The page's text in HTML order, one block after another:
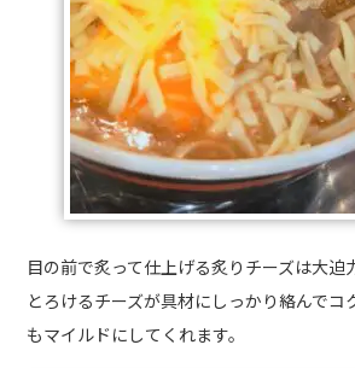
目の前で炙って仕上げる炙りチーズは大迫
とろけるチーズが具材にしっかり絡んでコ
もマイルドにしてくれます。